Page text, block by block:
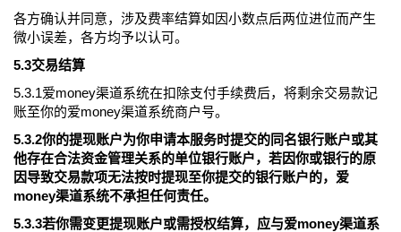
各方确认并同意，涉及费率结算如因小数点后两位进位而产生
微小误差，各方均予以认可。
5.3交易结算
5.3.1爱money渠道系统在扣除支付手续费后，将剩余交易款记
账至你的爱money渠道系统商户号。
5.3.2你的提现账户为你申请本服务时提交的同名银行账户或其
他存在合法资金管理关系的单位银行账户，若因你或银行的原
因导致交易款项无法按时提现至你提交的银行账户的，爱
money渠道系统不承担任何责任。
5.3.3若你需变更提现账户或需授权结算，应与爱money渠道系